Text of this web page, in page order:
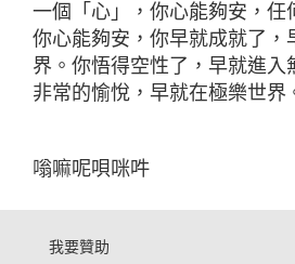
一個「心」，你心能夠安，任
你心能夠安，你早就成就了，
界。你悟得空性了，早就進入
非常的愉悅，早就在極樂世界
嗡嘛呢唄咪吽
我要贊助